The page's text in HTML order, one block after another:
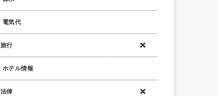
電気代
旅行
ホテル情報
法律